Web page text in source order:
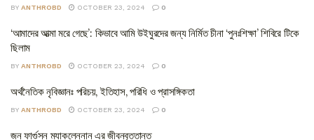
BY ANTHROBD OCTOBER 23, 2024 0
‘আমাদের আত্মা মরে গেছে’: কিভাবে আমি উইঘুরদের জন্য নির্মিত চীনা ‘পুনঃশিক্ষা’ শিবিরে টিকে
ছিলাম
BY ANTHROBD OCTOBER 23, 2024 0
অর্থনৈতিক নৃবিজ্ঞানঃ পরিচয়, ইতিহাস, পরিধি ও প্রাসঙ্গিকতা
BY ANTHROBD OCTOBER 23, 2024 0
জন ফার্গুসন ম্যাকলেন্নান এর জীবনবৃত্তান্ত